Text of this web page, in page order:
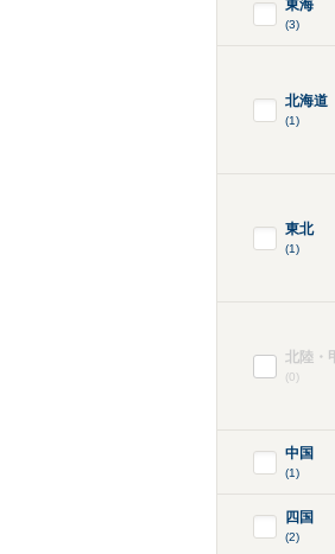
東海
(3)
北海道
(1)
東北
(1)
北陸・
(0)
中国
(1)
四国
(2)